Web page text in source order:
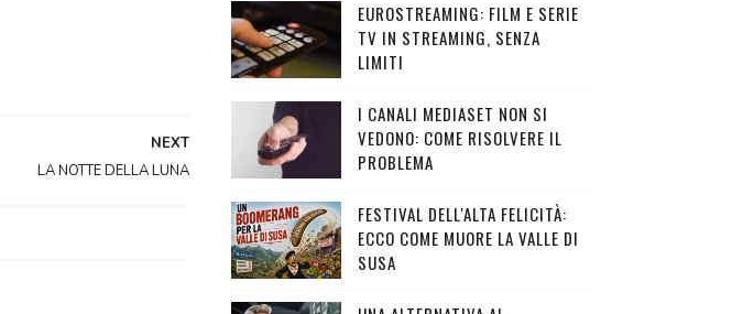
NEXT
LA NOTTE DELLA LUNA
EUROSTREAMING: FILM E SERIE
TV IN STREAMING, SENZA
LIMITI
I CANALI MEDIASET NON SI
VEDONO: COME RISOLVERE IL
PROBLEMA
FESTIVAL DELL'ALTA FELICITÀ:
ECCO COME MUORE LA VALLE DI
SUSA